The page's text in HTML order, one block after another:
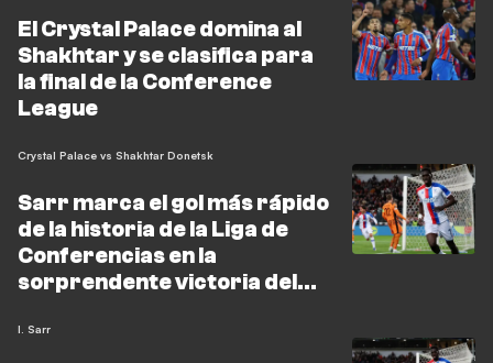
El Crystal Palace domina al
Shakhtar y se clasifica para
la final de la Conference
League
Crystal Palace vs Shakhtar Donetsk
Sarr marca el gol más rápido
de la historia de la Liga de
Conferencias en la
sorprendente victoria del
I. Sarr